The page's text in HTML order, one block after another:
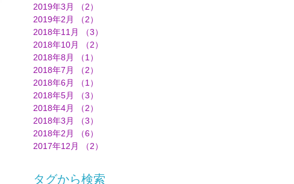
2019年3月
（2）
2019年2月
（2）
2018年11月
（3）
2018年10月
（2）
2018年8月
（1）
2018年7月
（2）
2018年6月
（1）
2018年5月
（3）
2018年4月
（2）
2018年3月
（3）
2018年2月
（6）
2017年12月
（2）
タグから検索